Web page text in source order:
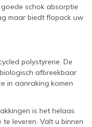
schok absorptie
maar biedt flopack uw
polystyrene. De
afbreekbaar
in aanraking komen
is het helaas
leveren. Valt u binnen